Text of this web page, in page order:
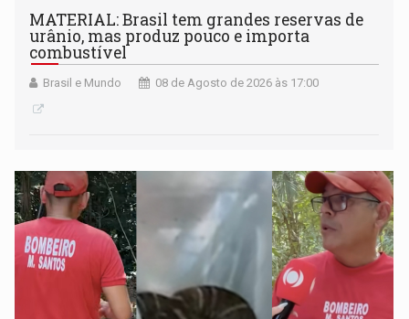
MATERIAL: Brasil tem grandes reservas de
urânio, mas produz pouco e importa
combustível
Brasil e Mundo 08 de Agosto de 2026 às 17:00